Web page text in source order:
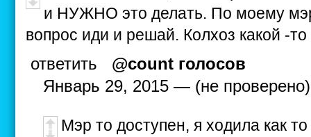
и НУЖНО это делать. По моему
вопрос иди и решай. Колхоз какой -
ответить
@count голосов
Январь 29, 2015 — (не проверено)
Мэр то доступен, я ходила как